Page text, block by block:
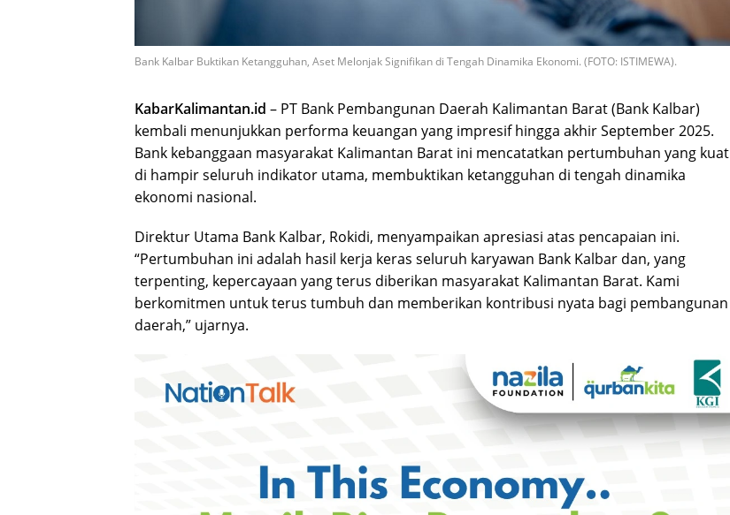
Bank Kalbar Buktikan Ketangguhan, Aset Melonjak Signifikan di Tengah Dinamika Ekonomi. (FOTO: ISTIMEWA).
KabarKalimantan.id – PT Bank Pembangunan Daerah Kalimantan Barat (Bank Kalbar)
kembali menunjukkan performa keuangan yang impresif hingga akhir September 2025.
Bank kebanggaan masyarakat Kalimantan Barat ini mencatatkan pertumbuhan yang kuat
di hampir seluruh indikator utama, membuktikan ketangguhan di tengah dinamika
ekonomi nasional.
Direktur Utama Bank Kalbar, Rokidi, menyampaikan apresiasi atas pencapaian ini.
“Pertumbuhan ini adalah hasil kerja keras seluruh karyawan Bank Kalbar dan, yang
terpenting, kepercayaan yang terus diberikan masyarakat Kalimantan Barat. Kami
berkomitmen untuk terus tumbuh dan memberikan kontribusi nyata bagi pembangunan
daerah,” ujarnya.